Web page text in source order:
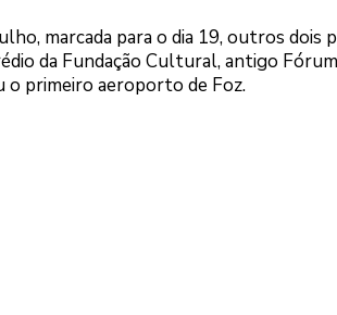
marcada para o dia 19, outros
da Fundação Cultural, antigo
o primeiro aeroporto de Foz.